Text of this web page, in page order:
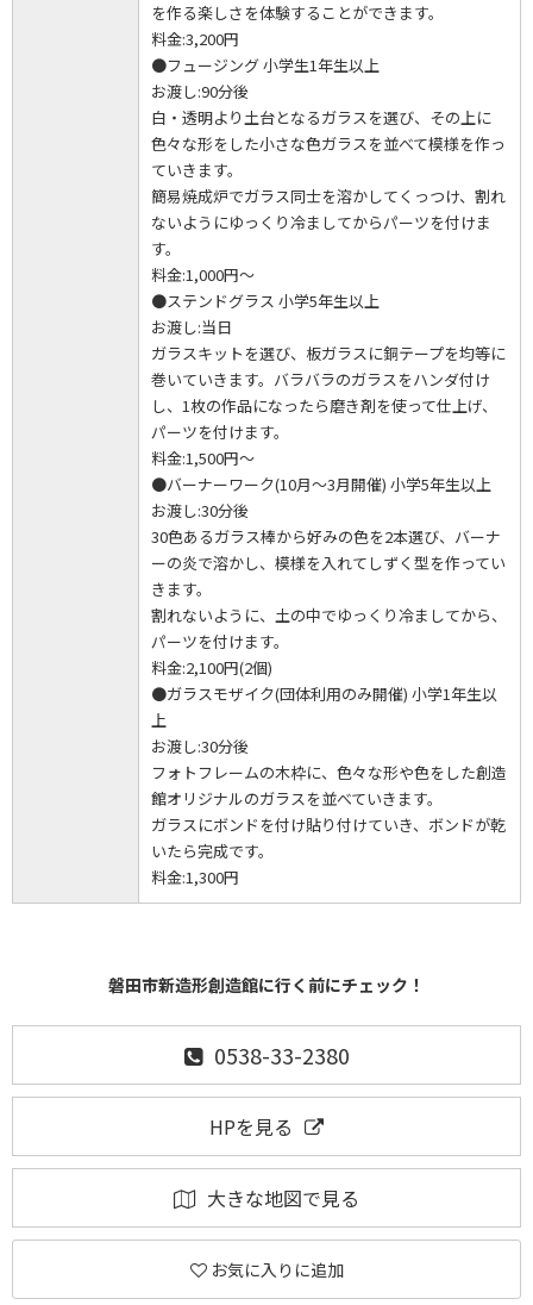
を作る楽しさを体験することができます。
料金:3,200円
●フュージング 小学生1年生以上
お渡し:90分後
白・透明より土台となるガラスを選び、その上に
色々な形をした小さな色ガラスを並べて模様を作っ
ていきます。
簡易焼成炉でガラス同士を溶かしてくっつけ、割れ
ないようにゆっくり冷ましてからパーツを付けま
す。
料金:1,000円～
●ステンドグラス 小学5年生以上
お渡し:当日
ガラスキットを選び、板ガラスに銅テープを均等に
巻いていきます。バラバラのガラスをハンダ付け
し、1枚の作品になったら磨き剤を使って仕上げ、
パーツを付けます。
料金:1,500円～
●バーナーワーク(10月～3月開催) 小学5年生以上
お渡し:30分後
30色あるガラス棒から好みの色を2本選び、バーナ
ーの炎で溶かし、模様を入れてしずく型を作ってい
きます。
割れないように、土の中でゆっくり冷ましてから、
パーツを付けます。
料金:2,100円(2個)
●ガラスモザイク(団体利用のみ開催) 小学1年生以
上
お渡し:30分後
フォトフレームの木枠に、色々な形や色をした創造
館オリジナルのガラスを並べていきます。
ガラスにボンドを付け貼り付けていき、ボンドが乾
いたら完成です。
料金:1,300円
磐田市新造形創造館に行く前にチェック！
0538-33-2380
HPを見る
大きな地図で見る
お気に入りに追加